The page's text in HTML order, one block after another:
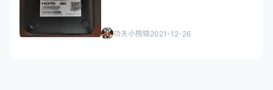
功夫小熊猫2021-12-26